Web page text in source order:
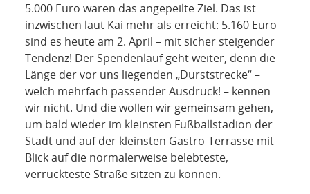
5.000 Euro waren das angepeilte Ziel. Das ist
inzwischen laut Kai mehr als erreicht: 5.160 Euro
sind es heute am 2. April – mit sicher steigender
Tendenz! Der Spendenlauf geht weiter, denn die
Länge der vor uns liegenden „Durststrecke“ –
welch mehrfach passender Ausdruck! – kennen
wir nicht. Und die wollen wir gemeinsam gehen,
um bald wieder im kleinsten Fußballstadion der
Stadt und auf der kleinsten Gastro-Terrasse mit
Blick auf die normalerweise belebteste,
verrückteste Straße sitzen zu können.